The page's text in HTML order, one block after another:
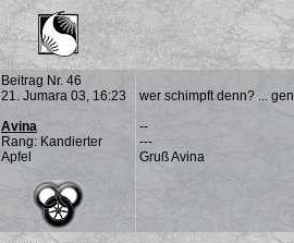
Beitrag Nr. 46
21. Jumara 03, 16:23
Avina
Rang: Kandierter
Apfel
wer schimpft denn? ...
--
---
Gruß Avina